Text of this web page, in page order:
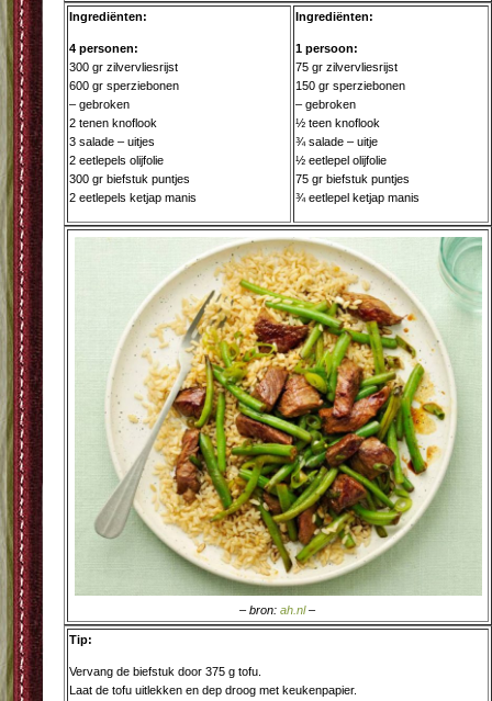
Ingrediënten:
4 personen:
300 gr zilvervliesrijst
600 gr sperziebonen
– gebroken
2 tenen knoflook
3 salade – uitjes
2 eetlepels olijfolie
300 gr biefstuk puntjes
2 eetlepels ketjap manis
Ingrediënten:
1 persoon:
75 gr zilvervliesrijst
150 gr sperziebonen
– gebroken
½ teen knoflook
¾ salade – uitje
½ eetlepel olijfolie
75 gr biefstuk puntjes
¾ eetlepel ketjap manis
– bron:ah.nl–
Tip:
Vervang de biefstuk door 375 g tofu.
Laat de tofu uitlekken en dep droog met keukenpapier.